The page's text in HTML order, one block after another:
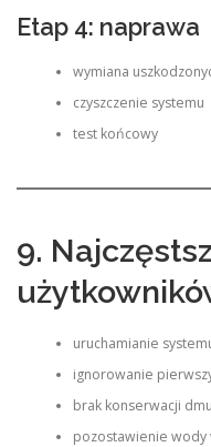
Etap 4: naprawa
wymiana
czyszczenie systemu
test końcowy
9.
uruchamianie
ignorowanie
brak konserwacji
pozostawienie wody